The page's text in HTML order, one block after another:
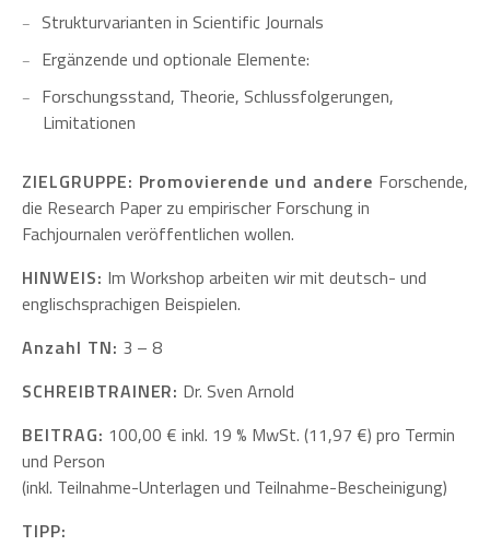
Strukturvarianten in Scientific Journals
Ergänzende und optionale Elemente:
Forschungsstand, Theorie, Schlussfolgerungen,
Limitationen
ZIELGRUPPE: Promovierende und andere Forschende,
die Research Paper zu empirischer Forschung in
Fachjournalen veröffentlichen wollen.
HINWEIS: Im Workshop arbeiten wir mit deutsch- und
englischsprachigen Beispielen.
Anzahl TN: 3 – 8
SCHREIBTRAINER: Dr. Sven Arnold
BEITRAG: 100,00 € inkl. 19 % MwSt. (11,97 €) pro Termin
und Person
(inkl. Teilnahme-Unterlagen und Teilnahme-Bescheinigung)
TIPP: